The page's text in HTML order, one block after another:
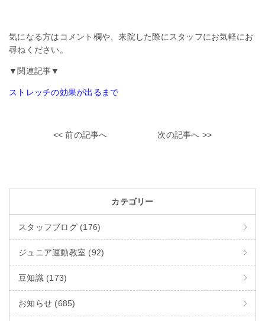
気になる方はコメント欄や、来院した際にスタッフにお気軽にお
尋ねください。
▼関連記事▼
ストレッチの効果が出るまで
<< 前の記事へ 次の記事へ >>
カテゴリー
スタッフブログ (176)
ジュニア運動教室 (92)
豆知識 (173)
お知らせ (685)